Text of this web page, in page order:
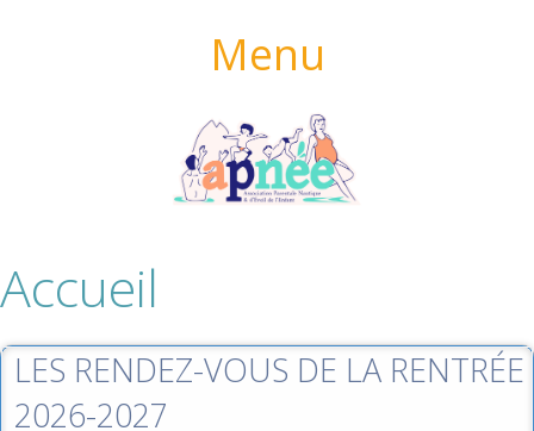
Menu
Accueil
LES RENDEZ-VOUS DE LA RENTRÉE
2026-2027